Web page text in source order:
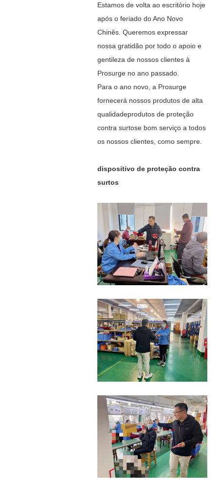
Estamos de volta ao escritório hoje
após o feriado do Ano Novo
Chinês. Queremos expressar
nossa gratidão por todo o apoio e
gentileza de nossos clientes à
Prosurge no ano passado.
Para o ano novo, a Prosurge
fornecerá nossos produtos de alta
qualidadeprodutos de proteção
contra surtose bom serviço a todos
os nossos clientes, como sempre.
dispositivo de proteção contra
surtos